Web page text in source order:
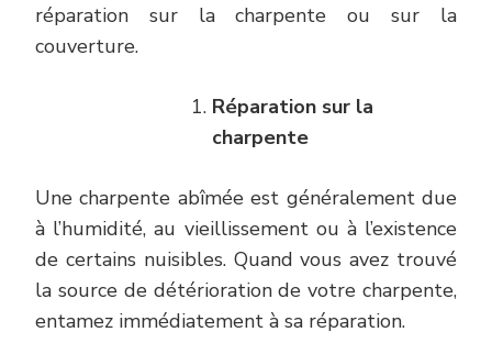
réparation sur la charpente ou sur la
couverture.
Réparation sur la
charpente
Une charpente abîmée est généralement due
à l’humidité, au vieillissement ou à l’existence
de certains nuisibles. Quand vous avez trouvé
la source de détérioration de votre charpente,
entamez immédiatement à sa réparation.